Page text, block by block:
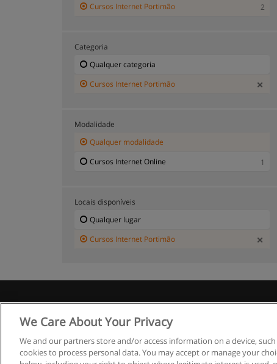
Cursos Internet Portimão
2
Categoria
Qualquer categoria
Cursos Internet Portimão
Modalidade
Qualquer modalidade
Cursos Internet Online
1
Locais disponíveis
Qualquer lugar
Cursos Internet Portimão
We Care About Your Privacy
We and our partners store and/or access information on a device,
cookies to process personal data. You may accept or manage your